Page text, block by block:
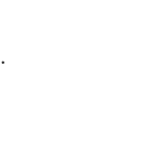
.